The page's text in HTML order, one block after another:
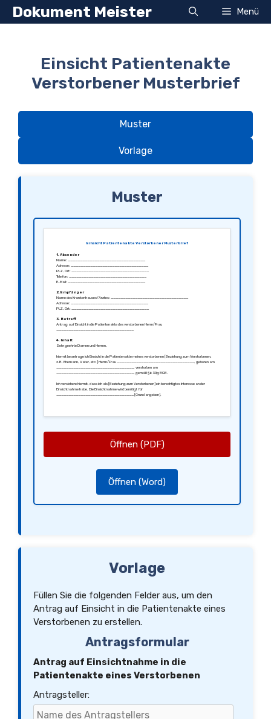
Zum
InhaltDokument Meister Menü
Einsicht Patientenakte
Verstorbener Musterbrief
Muster
Vorlage
Muster
Einsicht Patientenakte Verstorbener Musterbrief
1. Absender
Name: ________________________________
Adresse: ________________________________
PLZ, Ort: ________________________________
Telefon: ________________________________
E-Mail: ________________________________
2. Empfänger
Name des Krankenhauses/Arztes: ________________________________
Adresse: ________________________________
PLZ, Ort: ________________________________
3. Betreff
Antrag auf Einsicht in die Patientenakte des verstorbenen Herrn/Frau
________________________________
4. Inhalt
Sehr geehrte Damen und Herren,
hiermit beantrage ich Einsicht in die Patientenakte meines verstorbenen [Beziehung zum Verstorbenen,
z.B. Ehemann, Vater, etc.] Herrn/Frau ________________________________, geboren am
________________________________, verstorben am
________________________________, gemäß § 630g BGB.
Ich versichere hiermit, dass ich als [Beziehung zum Verstorbenen] ein berechtigtes Interesse an der
Einsichtnahme habe. Die Einsichtnahme wird benötigt für
________________________________ [Grund angeben].
[Ort, Datum]
Öffnen (PDF)
Öffnen (Word)
Vorlage
Füllen Sie die folgenden Felder aus, um den
Antrag auf Einsicht in die Patientenakte eines
Verstorbenen zu erstellen.
Antragsformular
Antrag auf Einsichtnahme in die
Patientenakte eines Verstorbenen
Antragsteller: